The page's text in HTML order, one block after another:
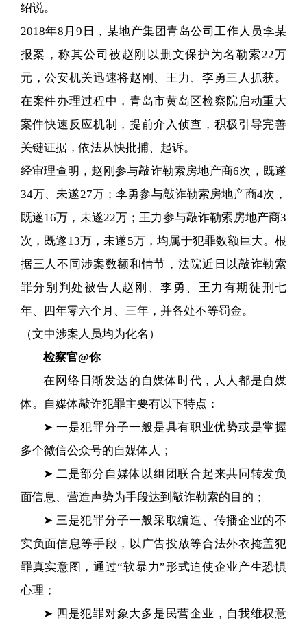
绍说。
2018年8月9日，某地产集团青岛公司工作人员李某
报案，称其公司被赵刚以删文保护为名勒索22万
元，公安机关迅速将赵刚、王力、李勇三人抓获。
在案件办理过程中，青岛市黄岛区检察院启动重大
案件快速反应机制，提前介入侦查，积极引导完善
关键证据，依法从快批捕、起诉。
经审理查明，赵刚参与敲诈勒索房地产商6次，既遂
34万、未遂27万；李勇参与敲诈勒索房地产商4次，
既遂16万，未遂22万；王力参与敲诈勒索房地产商3
次，既遂13万，未遂5万，均属于犯罪数额巨大。根
据三人不同涉案数额和情节，法院近日以敲诈勒索
罪分别判处被告人赵刚、李勇、王力有期徒刑七
年、四年零六个月、三年，并各处不等罚金。
（文中涉案人员均为化名）
检察官@你
在网络日渐发达的自媒体时代，人人都是自媒
体。自媒体敲诈犯罪主要有以下特点：
➤ 一是犯罪分子一般是具有职业优势或是掌握
多个微信公众号的自媒体人；
➤ 二是部分自媒体以组团联合起来共同转发负
面信息、营造声势为手段达到敲诈勒索的目的；
➤ 三是犯罪分子一般采取编造、传播企业的不
实负面信息等手段，以广告投放等合法外衣掩盖犯
罪真实意图，通过“软暴力”形式迫使企业产生恐惧
心理；
➤ 四是犯罪对象大多是民营企业，自我维权意